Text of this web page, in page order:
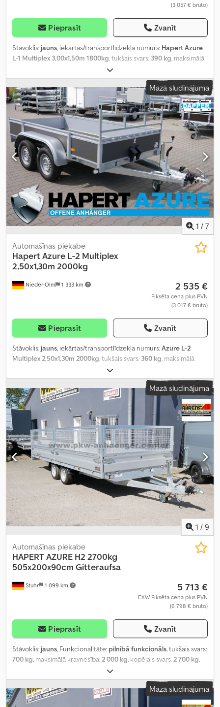
(3 057 € bruto)
Pieprasīt Zvanīt
Stāvoklis: jauns, iekārtas/transportlīdzekļa numurs: Hapert Azure
L-1 Multiplex 3,00x1,50m 1800kg, tukšais svars: 390 kg, maksimālā
, kopējais svars:
ass, krautuves garums:3 030 mm, iekraušanas vietas platums:
1 490 mm, iekraušanas telpas augstums:370 mm,
Mazā sludinājuma
1 / 7
Nieder-Olm 1 333 km
Automašīnas piekabe
Hapert Azure L-2 Multiplex
2,50x1,30m 2000kg
2 535 €
Fiksēta cena plus PVN
(3 017 € bruto)
Pieprasīt Zvanīt
Stāvoklis: jauns, iekārtas/transportlīdzekļa numurs:Azure L-2
Multiplex 2,50x1,30m 2000kg, tukšais svars: 360 kg, maksimālā
, kopējais svars:
asis, krautuves garums:2 530 mm, iekraušanas vietas platums:
1 290 mm, iekraušanas telpas augstums:370 mm,
Mazā sludinājuma
1 / 9
Stuhr 1 099 km
Automašīnas piekabe
HAPERTAZURE H2 2700kg
505x200x90cm Gitteraufsa
5 713 €
EXW Fiksēta cena plus PVN
(6 798 € bruto)
Pieprasīt Zvanīt
Stāvoklis: jauns, Funkcionalitāte: pilnībā funkcionāls, tukšais svars:
700 kg, maksimālā kravnesība:2 000 kg, kopējais svars:2 700 kg,
, iekraušanas vietas platums:
mm, iekraušanas telpas augstums:300 mm,
Mazā sludinājuma